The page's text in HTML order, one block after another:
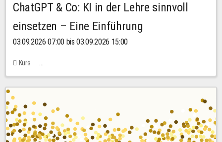
ChatGPT & Co: KI in der Lehre sinnvoll
einsetzen – Eine Einführung
03.09.2026 07:00 bis 03.09.2026 15:00
Kurs
Bachstraße 18k - SR 102 (Seminarraum Servicestelle LehreLernen)